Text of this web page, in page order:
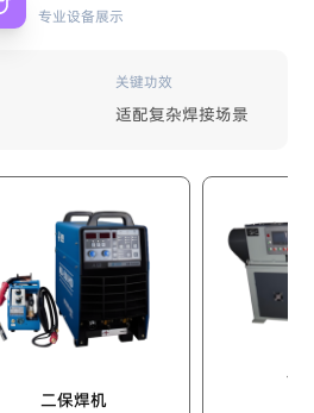
专业设备展示
关键功效
适配复杂焊接场景
二保焊机
摩擦焊机